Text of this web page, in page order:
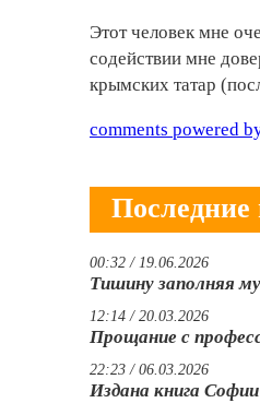
Этот человек мне
содействии мне
крымских татар
comments powered
Последние
00:32 / 19.06.2026
Тишину заполняя
12:14 / 20.03.2026
Прощание с
22:23 / 06.03.2026
Издана книга